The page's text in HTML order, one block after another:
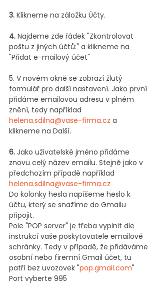
3. Klikneme na záložku Účty.
4. Najdeme zde řádek "Zkontrolovat
poštu z jiných účtů:" a klikneme na
"Přidat e-mailový účet"
5. V novém okně se zobrazí žlutý
formulář pro další nastavení. Jako první
přidáme emailovou adresu v plném
znění, tedy například
helena.sdilna@vase-firma.cz a
klikneme na Další.
6. Jako uživatelské jméno přidáme
znovu celý název emailu. Stejně jako v
předchozím případě například
helena.sdilna@vase-firma.cz
Do kolonky hesla napíšeme heslo k
účtu, který se snažíme do Gmailu
připojit.
Pole "POP server" je třeba vyplnit dle
instrukcí vaše poskytovatele emailové
schránky. Tedy v případě, že přidáváme
osobní nebo firemní Gmail účet, tu
patří bez uvozovek "pop.gmail.com"
Port vyberte 995